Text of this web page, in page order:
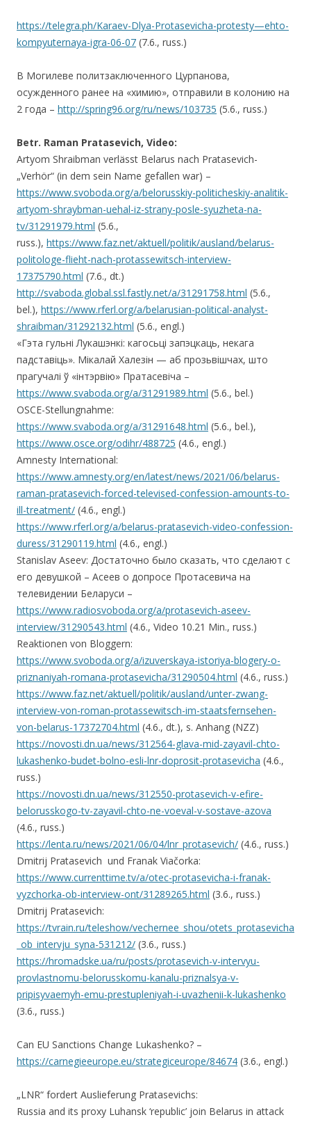
https://telegra.ph/Karaev-Dlya-Protasevicha-protesty—ehto-
kompyuternaya-igra-06-07 (7.6., russ.)
В Могилеве политзаключенного Цурпанова,
осужденного ранее на «химию», отправили в колонию на
2 года – http://spring96.org/ru/news/103735 (5.6., russ.)
Betr. Raman Pratasevich, Video:
Artyom Shraibman verlässt Belarus nach Pratasevich-
„Verhör“ (in dem sein Name gefallen war) –
https://www.svoboda.org/a/belorusskiy-politicheskiy-analitik-
artyom-shraybman-uehal-iz-strany-posle-syuzheta-na-
tv/31291979.html (5.6.,
russ.), https://www.faz.net/aktuell/politik/ausland/belarus-
politologe-flieht-nach-protassewitsch-interview-
17375790.html (7.6., dt.)
http://svaboda.global.ssl.fastly.net/a/31291758.html (5.6.,
bel.), https://www.rferl.org/a/belarusian-political-analyst-
shraibman/31292132.html (5.6., engl.)
«Гэта гульні Лукашэнкі: кагосьці запэцкаць, некага
падставіць». Мікалай Халезін — аб прозьвішчах, што
прагучалі ў «інтэрвію» Пратасевіча –
https://www.svaboda.org/a/31291989.html (5.6., bel.)
OSCE-Stellungnahme:
https://www.svaboda.org/a/31291648.html (5.6., bel.),
https://www.osce.org/odihr/488725 (4.6., engl.)
Amnesty International:
https://www.amnesty.org/en/latest/news/2021/06/belarus-
raman-pratasevich-forced-televised-confession-amounts-to-
ill-treatment/ (4.6., engl.)
https://www.rferl.org/a/belarus-pratasevich-video-confession-
duress/31290119.html (4.6., engl.)
Stanislav Aseev: Достаточно было сказать, что сделают с
его девушкой – Асеев о допросе Протасевича на
телевидении Беларуси –
https://www.radiosvoboda.org/a/protasevich-aseev-
interview/31290543.html (4.6., Video 10.21 Min., russ.)
Reaktionen von Bloggern:
https://www.svoboda.org/a/izuverskaya-istoriya-blogery-o-
priznaniyah-romana-protasevicha/31290504.html (4.6., russ.)
https://www.faz.net/aktuell/politik/ausland/unter-zwang-
interview-von-roman-protassewitsch-im-staatsfernsehen-
von-belarus-17372704.html (4.6., dt.), s. Anhang (NZZ)
https://novosti.dn.ua/news/312564-glava-mid-zayavil-chto-
lukashenko-budet-bolno-esli-lnr-doprosit-protasevicha (4.6.,
russ.)
https://novosti.dn.ua/news/312550-protasevich-v-efire-
belorusskogo-tv-zayavil-chto-ne-voeval-v-sostave-azova
(4.6., russ.)
https://lenta.ru/news/2021/06/04/lnr_protasevich/ (4.6., russ.)
Dmitrij Pratasevich und Franak Viačorka:
https://www.currenttime.tv/a/otec-protasevicha-i-franak-
vyzchorka-ob-interview-ont/31289265.html (3.6., russ.)
Dmitrij Pratasevich:
https://tvrain.ru/teleshow/vechernee_shou/otets_protasevicha
_ob_intervju_syna-531212/ (3.6., russ.)
https://hromadske.ua/ru/posts/protasevich-v-intervyu-
provlastnomu-belorusskomu-kanalu-priznalsya-v-
pripisyvaemyh-emu-prestupleniyah-i-uvazhenii-k-lukashenko
(3.6., russ.)
Can EU Sanctions Change Lukashenko? –
https://carnegieeurope.eu/strategiceurope/84674 (3.6., engl.)
„LNR“ fordert Auslieferung Pratasevichs:
Russia and its proxy Luhansk ‘republic’ join Belarus in attack